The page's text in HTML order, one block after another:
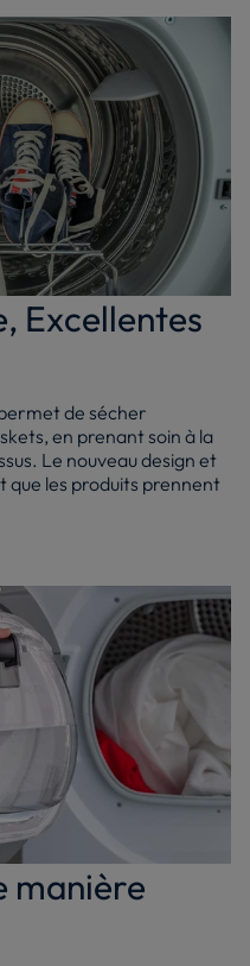
Excellentes
de sécher
en prenant soin à la
Le nouveau design et
les produits prennent
manière